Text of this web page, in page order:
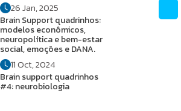
26 Jan, 2025
Brain Support quadrinhos:
modelos econômicos,
neuropolítica e bem-estar
social, emoções e DANA.
11 Oct, 2024
Brain support quadrinhos
#4: neurobiologia